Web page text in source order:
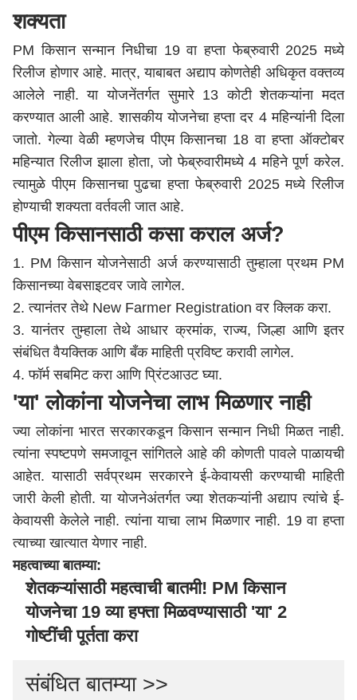
शक्यता
PM किसान सन्मान निधीचा 19 वा हप्ता फेब्रुवारी 2025 मध्ये
रिलीज होणार आहे. मात्र, याबाबत अद्याप कोणतेही अधिकृत वक्तव्य
आलेले नाही. या योजनेंतर्गत सुमारे 13 कोटी शेतकऱ्यांना मदत
करण्यात आली आहे. शासकीय योजनेचा हप्ता दर 4 महिन्यांनी दिला
जातो. गेल्या वेळी म्हणजेच पीएम किसानचा 18 वा हप्ता ऑक्टोबर
महिन्यात रिलीज झाला होता, जो फेब्रुवारीमध्ये 4 महिने पूर्ण करेल.
त्यामुळे पीएम किसानचा पुढचा हप्ता फेब्रुवारी 2025 मध्ये रिलीज
होण्याची शक्यता वर्तवली जात आहे.
पीएम किसानसाठी कसा कराल अर्ज?
1. PM किसान योजनेसाठी अर्ज करण्यासाठी तुम्हाला प्रथम PM
किसानच्या वेबसाइटवर जावे लागेल.
2. त्यानंतर तेथे New Farmer Registration वर क्लिक करा.
3. यानंतर तुम्हाला तेथे आधार क्रमांक, राज्य, जिल्हा आणि इतर
संबंधित वैयक्तिक आणि बँक माहिती प्रविष्ट करावी लागेल.
4. फॉर्म सबमिट करा आणि प्रिंटआउट घ्या.
'या' लोकांना योजनेचा लाभ मिळणार नाही
ज्या लोकांना भारत सरकारकडून किसान सन्मान निधी मिळत नाही.
त्यांना स्पष्टपणे समजावून सांगितले आहे की कोणती पावले पाळायची
आहेत. यासाठी सर्वप्रथम सरकारने ई-केवायसी करण्याची माहिती
जारी केली होती. या योजनेअंतर्गत ज्या शेतकऱ्यांनी अद्याप त्यांचे ई-
केवायसी केलेले नाही. त्यांना याचा लाभ मिळणार नाही. 19 वा हप्ता
त्याच्या खात्यात येणार नाही.
महत्वाच्या बातम्या:
शेतकऱ्यांसाठी महत्वाची बातमी! PM किसान
योजनेचा 19 व्या हफ्ता मिळवण्यासाठी 'या' 2
गोष्टींची पूर्तता करा
संबंधित बातम्या >>